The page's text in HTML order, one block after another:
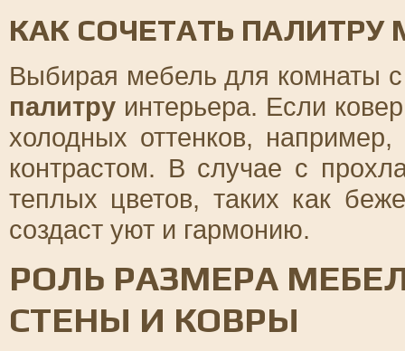
КАК СОЧЕТАТЬ
Выбирая мебель для комнаты
палитру интерьера. Если
холодных оттенков,
контрастом. В случае с
теплых цветов, таких как
создаст уют и гармонию.
РОЛЬ РАЗМЕРА
СТЕНЫ И КОВРЫ